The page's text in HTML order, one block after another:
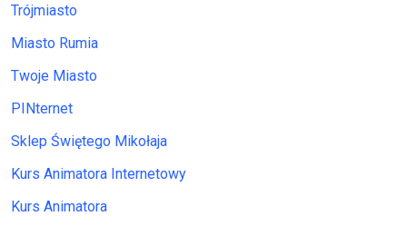
Trójmiasto
Miasto Rumia
Twoje Miasto
PINternet
Sklep Świętego Mikołaja
Kurs Animatora Internetowy
Kurs Animatora